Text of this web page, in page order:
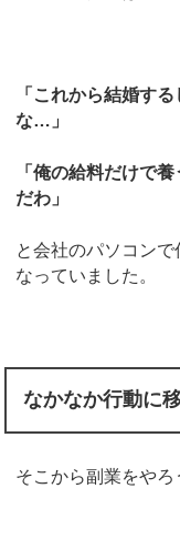
「これから結婚す
な…」
「俺の給料だけで
だわ」
と会社のパソコン
なっていました。
なかなか行動に
そこから副業をやろ